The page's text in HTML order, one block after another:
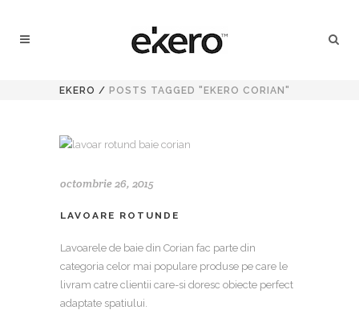
EKERO / POSTS TAGGED "EKERO CORIAN"
octombrie 26, 2015
LAVOARE ROTUNDE
Lavoarele de baie din Corian fac parte din
categoria celor mai populare produse pe care le
livram catre clientii care-si doresc obiecte perfect
adaptate spatiului.